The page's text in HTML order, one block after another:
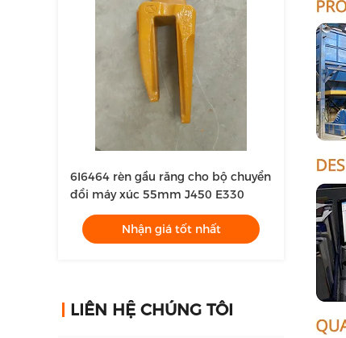
6I6464 rèn gầu răng cho bộ chuyển
đổi máy xúc 55mm J450 E330
Nhận giá tốt nhất
LIÊN HỆ CHÚNG TÔI